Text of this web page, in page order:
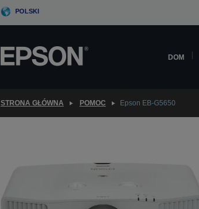
POLSKI
DOM
STRONA GŁÓWNA POMOC Epson EB-G5650